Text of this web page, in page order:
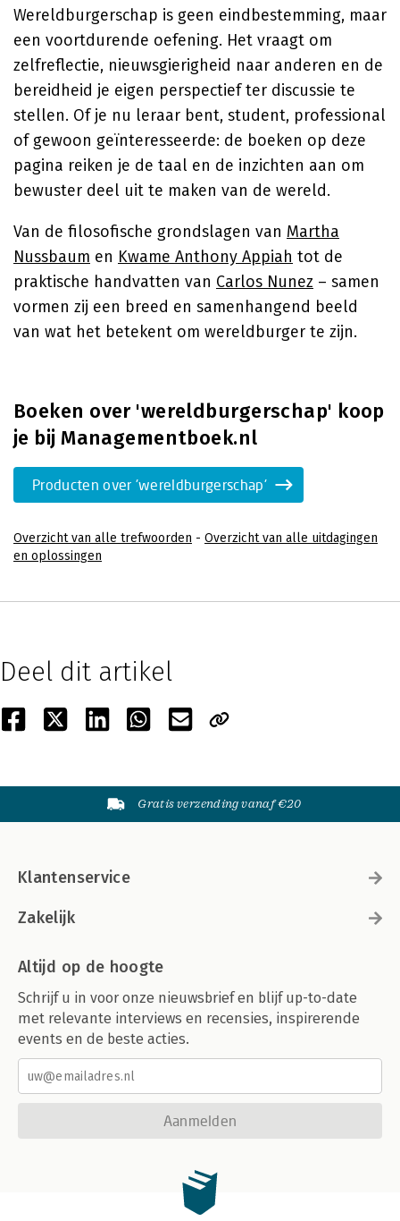
Wereldburgerschap is geen eindbestemming, maar
een voortdurende oefening. Het vraagt om
zelfreflectie, nieuwsgierigheid naar anderen en de
bereidheid je eigen perspectief ter discussie te
stellen. Of je nu leraar bent, student, professional
of gewoon geïnteresseerde: de boeken op deze
pagina reiken je de taal en de inzichten aan om
bewuster deel uit te maken van de wereld.
Van de filosofische grondslagen van Martha
Nussbaum en Kwame Anthony Appiah tot de
praktische handvatten van Carlos Nunez – samen
vormen zij een breed en samenhangend beeld
van wat het betekent om wereldburger te zijn.
Boeken over 'wereldburgerschap' koop
je bij Managementboek.nl
Producten over 'wereldburgerschap'
Overzicht van alle trefwoorden - Overzicht van alle uitdagingen
en oplossingen
Deel dit artikel
Gratis verzending vanaf €20
Klantenservice
Zakelijk
Altijd op de hoogte
Schrijf u in voor onze nieuwsbrief en blijf up-to-date
met relevante interviews en recensies, inspirerende
events en de beste acties.
Aanmelden